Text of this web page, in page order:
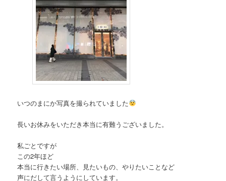
いつのまにか写真を撮られていました
長いお休みをいただき本当に有難うございました。
私ごとですが
この2年ほど
本当に行きたい場所、見たいもの、やりたいことなど
声にだして言うようにしています。